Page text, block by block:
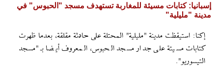
إسبانیا: كتابات مسيئة للمغاربة تستهدف مسجد "الحبوس" في
مدينة "مليلية"
إکنا: استيقظت مدينة "مليلية" المحتلة على حادثة مقلقة، بعدما ظهرت
كتابات مسيئة على جدار مسجد الحبوس، المعروف أيضا بـ"مسجد
التيسوريو".